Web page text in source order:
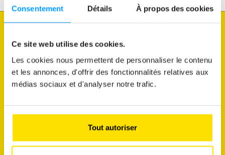
Consentement Détails À propos des cookies
Ce site web utilise des cookies.
Les cookies nous permettent de personnaliser le contenu
et les annonces, d'offrir des fonctionnalités relatives aux
médias sociaux et d'analyser notre trafic.
Tout autoriser
connaître l'état du trafic
faire diagnostiquer mon véhicule
découvrir mes avantages membres
m'abonner aux newsletters